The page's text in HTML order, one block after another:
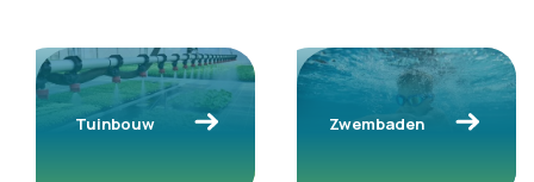
Tuinbouw Zwembaden